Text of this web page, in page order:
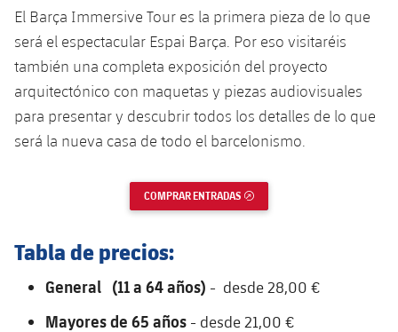
Clasificaciones
Jugadores
Fotos
Historia
Jugadores
Clasificaciones
Junior
Juvenil
Alevín
Información general
Noticias
Atletismo
Actualidad
Agenda
Baloncesto en silla de ruedas
Jugadores
Calendario
Resultados
Actualidad
Jugadores
Noticias
Hockey Hierba Masculino
plusicon
Actualidad
Escuela de Patinaje
El Barça Immersive Tour es la primera pieza de lo que
será el espectacular Espai Barça. Por eso visitaréis
también una completa exposición del proyecto
arquitectónico con maquetas y piezas audiovisuales
para presentar y descubrir todos los detalles de lo que
será la nueva casa de todo el barcelonismo.
COMPRAR ENTRADAS
Tabla de precios:
General (11 a 64 años) - desde 28,00 €
Mayores de 65 años - desde 21,00 €